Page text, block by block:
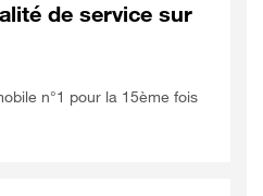
de service sur
n°1 pour la 15ème fois